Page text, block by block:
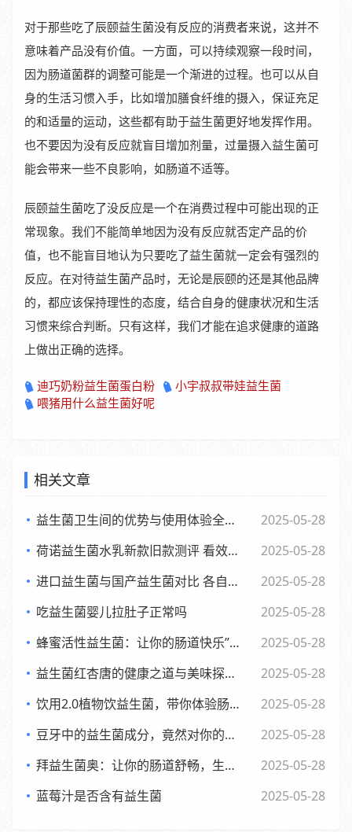
对于那些吃了辰颐益生菌没有反应的消费者来说，这并不
意味着产品没有价值。一方面，可以持续观察一段时间，
因为肠道菌群的调整可能是一个渐进的过程。也可以从自
身的生活习惯入手，比如增加膳食纤维的摄入，保证充足
的和适量的运动，这些都有助于益生菌更好地发挥作用。
也不要因为没有反应就盲目增加剂量，过量摄入益生菌可
能会带来一些不良影响，如肠道不适等。
辰颐益生菌吃了没反应是一个在消费过程中可能出现的正
常现象。我们不能简单地因为没有反应就否定产品的价
值，也不能盲目地认为只要吃了益生菌就一定会有强烈的
反应。在对待益生菌产品时，无论是辰颐的还是其他品牌
的，都应该保持理性的态度，结合自身的健康状况和生活
习惯来综合判断。只有这样，我们才能在追求健康的道路
上做出正确的选择。
迪巧奶粉益生菌蛋白粉
小宇叔叔带娃益生菌
喂猪用什么益生菌好呢
相关文章
益生菌卫生间的优势与使用体验全面解析
2025-05-28
荷诺益生菌水乳新款旧款测评 看效果差异与使用感受
2025-05-28
进口益生菌与国产益生菌对比 各自优势及消费者该如何选择
2025-05-28
吃益生菌婴儿拉肚子正常吗
2025-05-28
蜂蜜活性益生菌：让你的肠道快乐”起来，享受生活每一天
2025-05-28
益生菌红杏唐的健康之道与美味探索之旅
2025-05-28
饮用2.0植物饮益生菌，带你体验肠道的全新活力风暴
2025-05-28
豆牙中的益生菌成分，竟然对你的肠道有如此奇妙的影响
2025-05-28
拜益生菌奥：让你的肠道舒畅，生活更轻松的小助手”
2025-05-28
蓝莓汁是否含有益生菌
2025-05-28